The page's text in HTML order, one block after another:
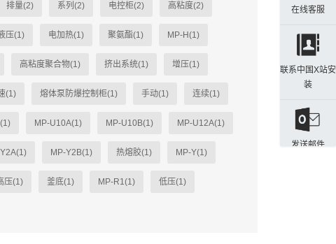
排量(2) 系列(2) 电控柜(2) 高粘度(2)
压(1) 电加热(1) 聚氨酯(1) MP-H(1)
高粘度聚合物(1) 挤出系统(1) 增压(1)
(1) 熔体泵防爆控制柜(1) 手动(1) 连续(1)
MP-U10A(1) MP-U10B(1) MP-U12A(1)
MP-Y2B(1) 热熔胶(1) MP-Y(1)
压(1) 釜底(1) MP-R1(1) 低压(1)
在线客服
联系中国X站安
装
发送邮件